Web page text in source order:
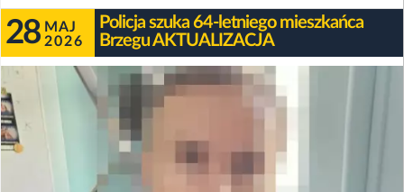
28 MAJ
2026
Policja szuka 64-letniego mieszkańca
Brzegu AKTUALIZACJA